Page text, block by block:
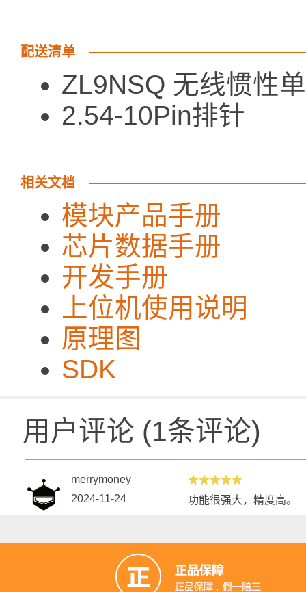
配送清单
ZL9NSQ 无线惯性
2.54-10Pin
相关文档
模块产品手册
芯片数据手册
开发手册
上位机使用说明
原理图
SDK
用户评论 (1条评论)
merrymoney
2024-11-24
功能很强大，精度高。